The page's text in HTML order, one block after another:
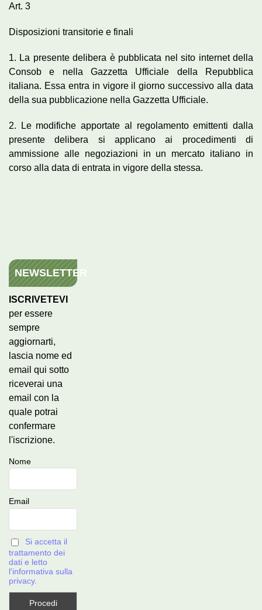
Art. 3
Disposizioni transitorie e finali
1. La presente delibera è pubblicata nel sito internet della
Consob e nella Gazzetta Ufficiale della Repubblica
italiana. Essa entra in vigore il giorno successivo alla data
della sua pubblicazione nella Gazzetta Ufficiale.
2. Le modifiche apportate al regolamento emittenti dalla
presente delibera si applicano ai procedimenti di
ammissione alle negoziazioni in un mercato italiano in
corso alla data di entrata in vigore della stessa.
NEWSLETTER
ISCRIVETEVI
per essere
sempre
aggiornarti,
lascia nome ed
email qui sotto
riceverai una
email con la
quale potrai
confermare
l'iscrizione.
Nome
Email
Si accetta il
trattamento dei
dati e letto
l'informativa sulla
privacy.